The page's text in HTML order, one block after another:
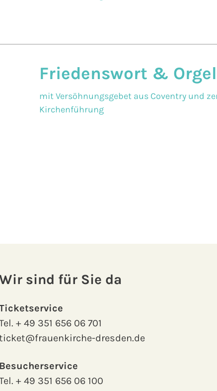
Friedenswort &
mit Versöhnungsgebet aus Coventry und
Kirchenführung
sind für Sie da
+ 49 351 656 06 701
dresden.de
Besucherservice
+ 49 351 656 06 100